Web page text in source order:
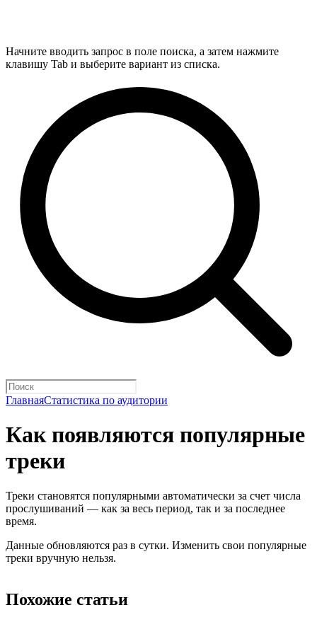
Начните вводить запрос в поле поиска, а затем нажмите
клавишу Tab и выберите вариант из списка.
ГлавнаяСтатистика по аудитории
Как появляются популярные
треки
Треки становятся популярными автоматически за счет числа
прослушиваний — как за весь период, так и за последнее
время.
Данные обновляются раз в сутки. Изменить свои популярные
треки вручную нельзя.
Похожие статьи